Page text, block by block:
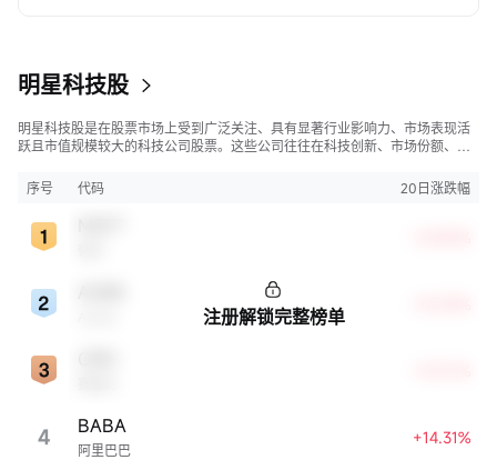
明星科技股
明星科技股是在股票市场上受到广泛关注、具有显著行业影响力、市场表现活
跃且市值规模较大的科技公司股票。这些公司往往在科技创新、市场份额、品
市，特别是科技行业板块乃至全球经济具有显著影响。
序号 代码 20日涨跌幅
4 阿里巴巴
BABA +14.31%
注册解锁完整榜单